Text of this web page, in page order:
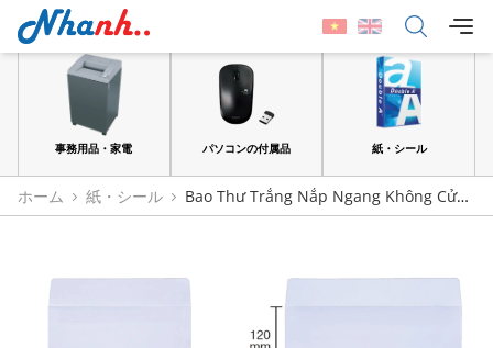
事務用品・家電 パソコンの付属品 紙・シール
ホーム 紙・シール
Bao Thư Trắng Nắp Ngang Không Cửa
Sổ